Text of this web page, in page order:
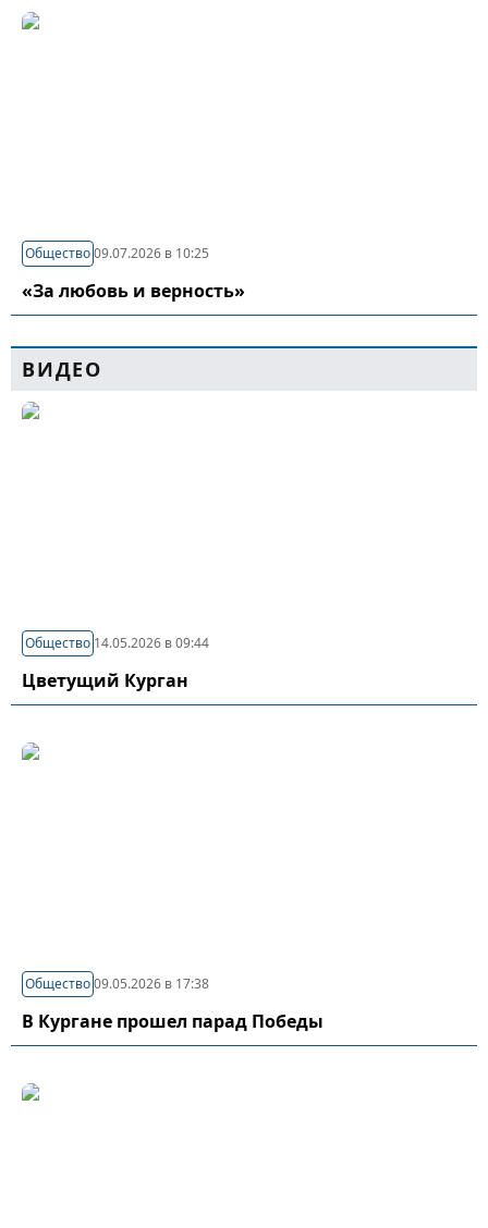
Общество09.07.2026 в 10:25
«За любовь и верность»
ВИДЕО
Общество 14.05.2026 в 09:44
Цветущий Курган
Общество09.05.2026 в 17:38
В Кургане прошел парад Победы